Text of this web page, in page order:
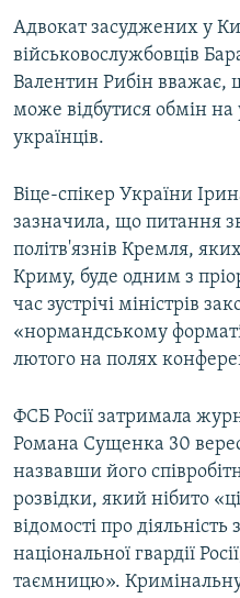
Адвокат засуджених у
військовослужбовців
Валентин Рибін
може відбутися обмін на
українців.
Віце-спікер України
зазначила, що питання
політв'язнів Кремля,
Криму, буде одним з
час зустрічі міністрів
«нормандському
лютого на полях
ФСБ Росії затримала
Романа Сущенка 30
назвавши його
розвідки, який нібито
відомості про
національної гвардії
таємницю». Кримінальну